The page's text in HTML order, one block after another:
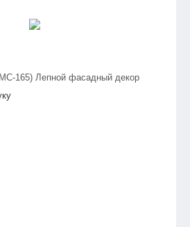
165) Лепной фасадный декор